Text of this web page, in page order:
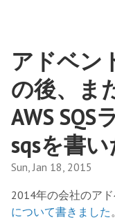
アドベン
の後、ま
AWS
sqsを書
Sun, Jan 18, 2015
2014年の会社のア
について書きました